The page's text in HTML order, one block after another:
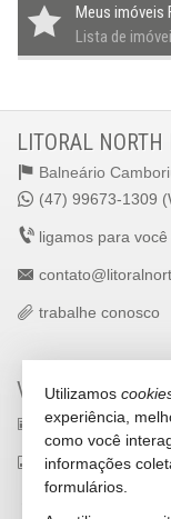
Meus imóveis
Lista de
LITORAL NORTH
Balneário
(47) 99673-1309
ligamos para você
trabalhe conosco
VEJA MAIS
receba nosso
indicadores
Utilizamos
experiência,
como você
informações
formulários.